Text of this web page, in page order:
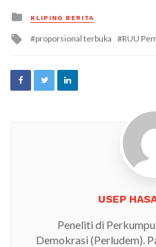
Posted
in
KLIPING BERITA
Tagged
proporsional terbuka RUU
USEP
Peneliti di
Demokrasi (Perludem).